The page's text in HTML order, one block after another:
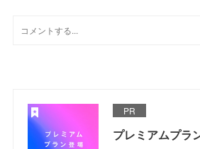
PR
プレミアムプラ